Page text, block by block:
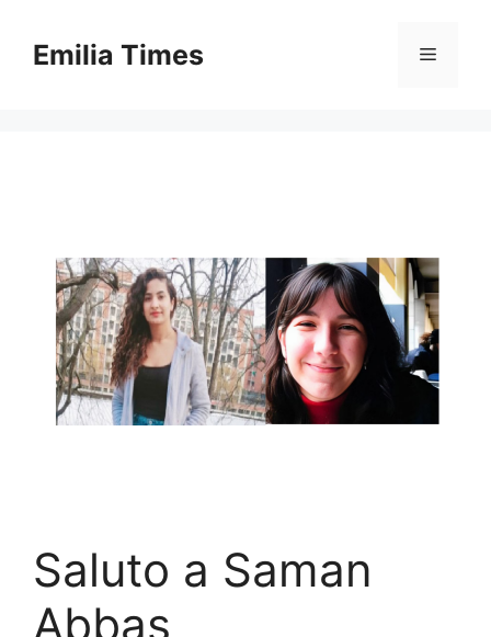
contentEmilia Times Menu
Saluto a Saman
Abbas